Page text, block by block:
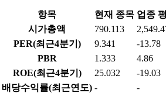
항목 현재 종목 업종
시가총액
790.113
PER(최근4분기)
9.341 -13.78
PBR
1.333 4.86
ROE(최근4분기)
25.032 -19.03
배당수익률(최근연도) - -